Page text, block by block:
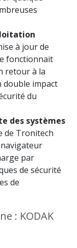
à jour de
fonctionnait
retour à la
double impact
du
des systèmes
de Tronitech
par
de sécurité
de
: KODAK